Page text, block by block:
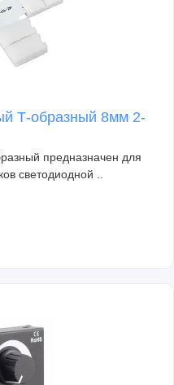
Т-образный 8мм 2-
предназначен для
светодиодной ..